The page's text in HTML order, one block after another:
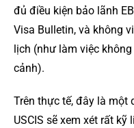
đủ điều kiện bảo lãnh
Visa Bulletin, và không
lịch (như làm việc
cảnh).
Trên thực tế, đây là một
USCIS sẽ xem xét rất kỹ